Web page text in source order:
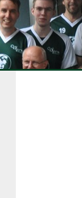
Bardot